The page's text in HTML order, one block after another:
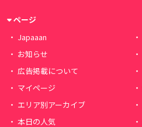
ページ
Japaaan
お知らせ
広告掲載について
マイページ
エリア別アーカイブ
本日の人気